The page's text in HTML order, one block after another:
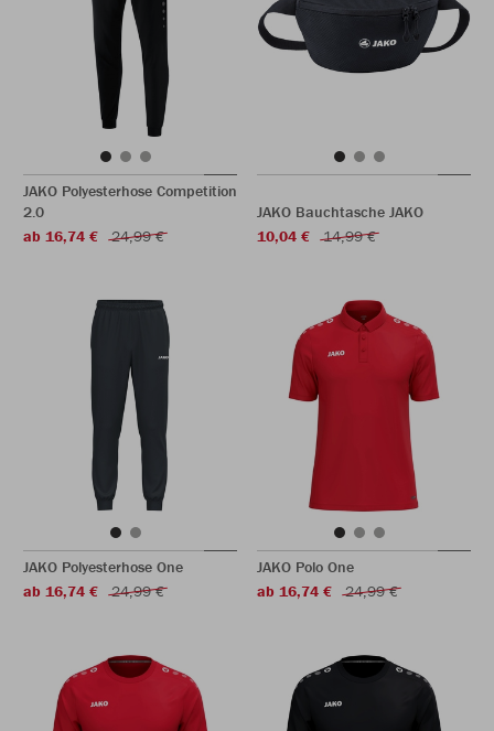
JAKO Polyesterhose Competition
2.0
ab 16,74 €
24,99 €
JAKO Bauchtasche JAKO
10,04 €
14,99 €
JAKO Polyesterhose One
ab 16,74 €
24,99 €
JAKO Polo One
ab 16,74 €
24,99 €